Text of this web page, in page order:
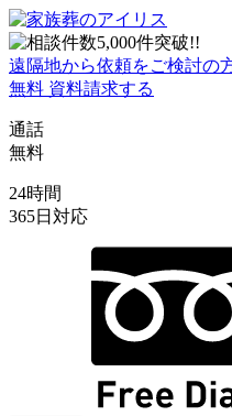
遠隔地から依頼をご検討の
無料 資料請求する
通話
無料
24時間
365日対応